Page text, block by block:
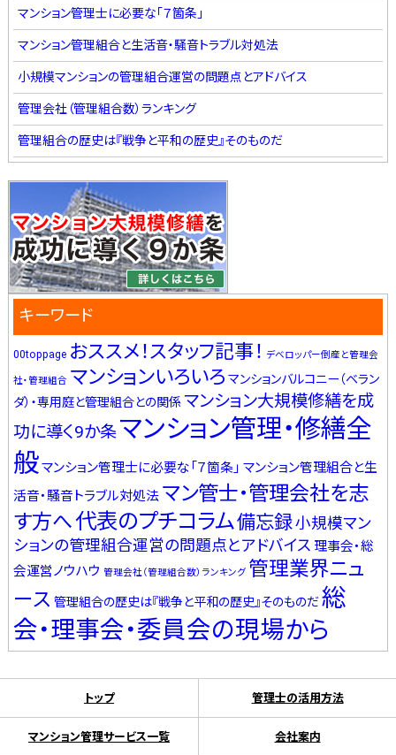
マンション管理士に必要な「７箇条」
マンション管理組合と生活音・騒音トラブル対処法
小規模マンションの管理組合運営の問題点とアドバイス
管理会社（管理組合数）ランキング
管理組合の歴史は『戦争と平和の歴史』そのものだ
キーワード
00toppage おススメ！スタッフ記事！ デベロッパー倒産と管理会
社・管理組合 マンションいろいろ マンションバルコニー（ベラン
ダ）・専用庭と管理組合との関係 マンション大規模修繕を成
功に導く9か条マンション管理・修繕全
般マンション管理士に必要な「７箇条」 マンション管理組合と生
活音・騒音トラブル対処法 マン管士・管理会社を志
す方へ代表のプチコラム備忘録小規模マン
ションの管理組合運営の問題点とアドバイス 理事会・総
会運営ノウハウ 管理会社（管理組合数）ランキング 管理業界ニュ
ース 管理組合の歴史は『戦争と平和の歴史』そのものだ総
会・理事会・委員会の現場から
トップ 管理士の活用方法
マンション管理サービス一覧 会社案内